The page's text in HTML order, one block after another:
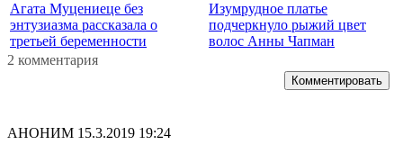
Агата Муцениеце без
энтузиазма рассказала о
третьей беременности
Изумрудное платье
подчеркнуло рыжий цвет
волос Анны Чапман
2 комментария
Комментировать
АНОНИМ 15.3.2019 19:24